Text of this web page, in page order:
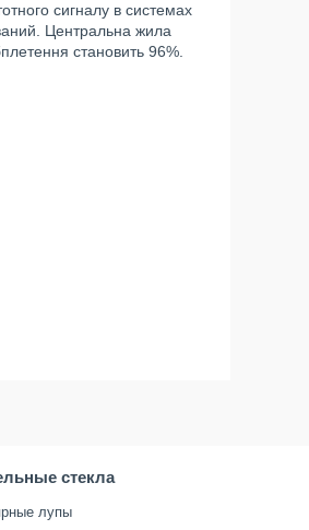
сигналу в системах
Центральна жила
становить 96%.
стекла
лупы